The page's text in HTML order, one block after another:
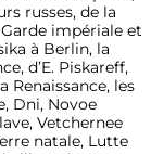
russes, de la
impériale et
à Berlin, la
d’E. Piskareff,
Renaissance, les
Dni, Novoe
Vetchernee
natale, Lutte